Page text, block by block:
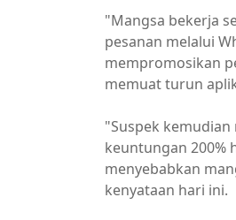
"Mangsa bekerja
pesanan melalui
mempromosikan
memuat turun
"Suspek
keuntungan 200%
menyebabkan
kenyataan hari ini.